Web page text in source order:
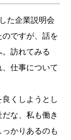
た企業説明会
ですが、話を
訪れてみる
仕事について
くしようとし
な、私も働き
かりあるのも